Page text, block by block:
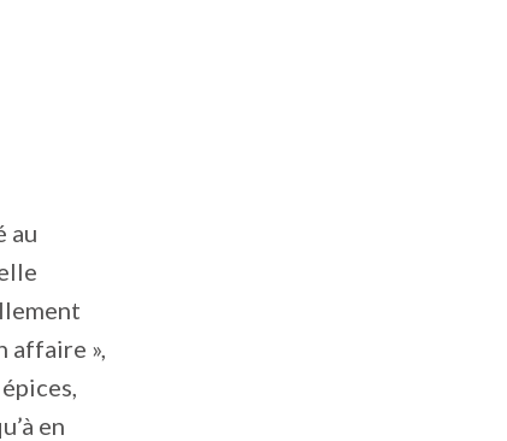
au
affaire »,
en